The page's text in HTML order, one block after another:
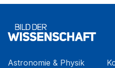
Astronomie & Physik